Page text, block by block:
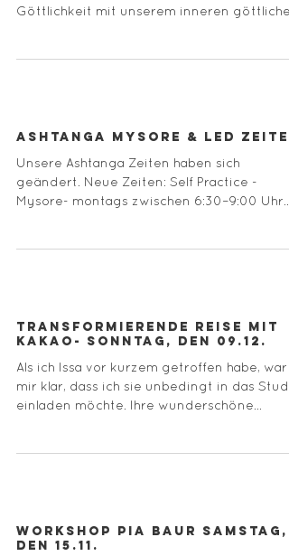
Göttlichkeit mit unserem inneren göttlichen
Ashtanga Mysore & Led
Unsere Ashtanga Zeiten haben sich
geändert. Neue Zeiten: Self Practice -
Mysore- montags zwischen 6:30–9:00 Uhr
Transformierende Reise mit
Kakao- Sonntag, den 09.12.
Als ich Issa vor kurzem getroffen habe, war
mir klar, dass ich sie unbedingt in das
einladen möchte. Ihre wunderschöne...
Workshop Pia Baur Samstag,
den 15.11.